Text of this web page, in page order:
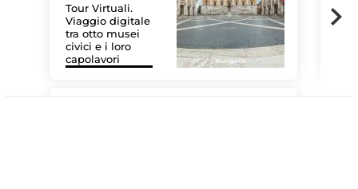
Tour Virtuali.
Viaggio digitale
tra otto musei
civici e i loro
capolavori